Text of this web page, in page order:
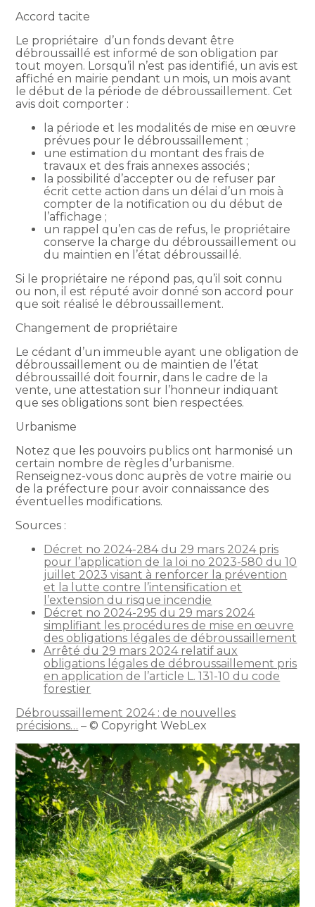
Accord tacite
Le propriétaire d’un fonds devant être
débroussaillé est informé de son obligation par
tout moyen. Lorsqu’il n’est pas identifié, un avis est
affiché en mairie pendant un mois, un mois avant
le début de la période de débroussaillement. Cet
avis doit comporter :
la période et les modalités de mise en œuvre
prévues pour le débroussaillement ;
une estimation du montant des frais de
travaux et des frais annexes associés ;
la possibilité d’accepter ou de refuser par
écrit cette action dans un délai d’un mois à
compter de la notification ou du début de
l’affichage ;
un rappel qu’en cas de refus, le propriétaire
conserve la charge du débroussaillement ou
du maintien en l’état débroussaillé.
Si le propriétaire ne répond pas, qu’il soit connu
ou non, il est réputé avoir donné son accord pour
que soit réalisé le débroussaillement.
Changement de propriétaire
Le cédant d’un immeuble ayant une obligation de
débroussaillement ou de maintien de l’état
débroussaillé doit fournir, dans le cadre de la
vente, une attestation sur l’honneur indiquant
que ses obligations sont bien respectées.
Urbanisme
Notez que les pouvoirs publics ont harmonisé un
certain nombre de règles d’urbanisme.
Renseignez-vous donc auprès de votre mairie ou
de la préfecture pour avoir connaissance des
éventuelles modifications.
Sources :
Décret no 2024-284 du 29 mars 2024 pris
pour l’application de la loi no 2023-580 du 10
juillet 2023 visant à renforcer la prévention
et la lutte contre l’intensification et
l’extension du risque incendie
Décret no 2024-295 du 29 mars 2024
simplifiant les procédures de mise en œuvre
des obligations légales de débroussaillement
Arrêté du 29 mars 2024 relatif aux
obligations légales de débroussaillement pris
en application de l’article L. 131-10 du code
forestier
Débroussaillement 2024 : de nouvelles
précisions… – © Copyright WebLex